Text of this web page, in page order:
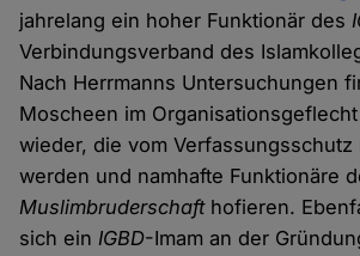
jahrelang ein hoher Funktionär des
Verbindungsverband des
Nach Herrmanns Untersuchungen
Moscheen im
wieder, die vom Verfassungsschutz
werden und namhafte Funktionäre
Muslimbruderschafthofieren.
sich einIGBD-Imam an der